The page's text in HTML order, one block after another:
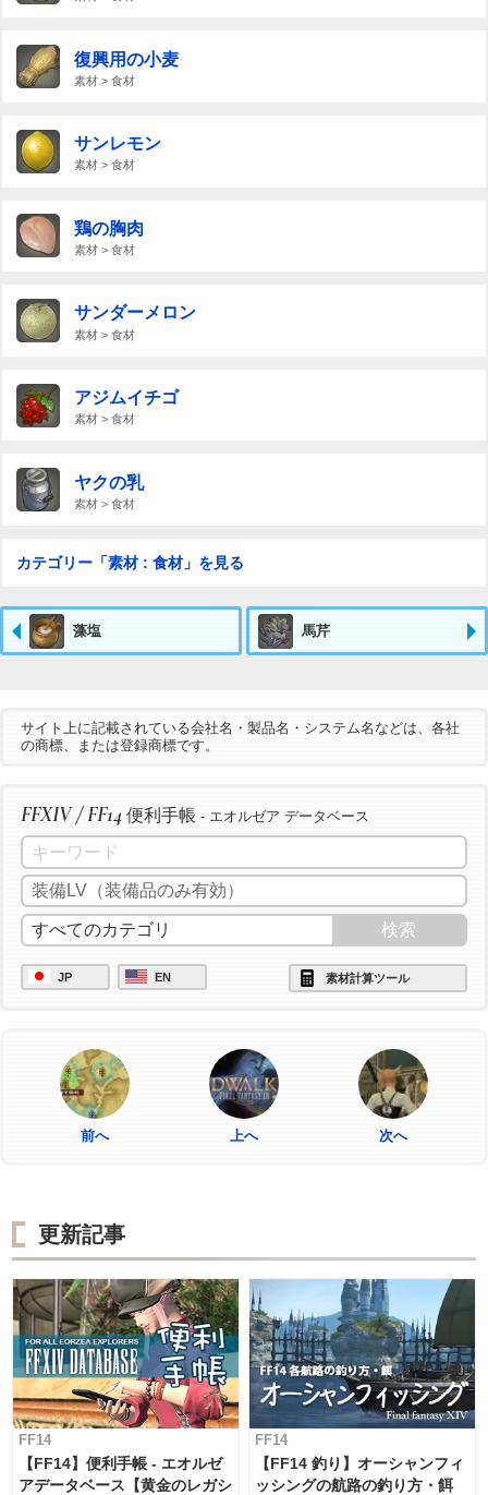
復興用の小麦
素材 > 食材
サンレモン
素材 > 食材
鶏の胸肉
素材 > 食材
サンダーメロン
素材 > 食材
アジムイチゴ
素材 > 食材
ヤクの乳
素材 > 食材
カテゴリー「素材 : 食材」を見る
藻塩 馬芹
サイト上に記載されている会社名・製品名・システム名などは、各社
の商標、または登録商標です。
FFXIV / FF14 便利手帳 - エオルゼア データベース
JP EN 素材計算ツール
前へ 上へ 次へ
更新記事
FF14
【FF14】便利手帳 - エオルゼ
アデータベース【黄金のレガシ
FF14
【FF14 釣り】オーシャンフィ
ッシングの航路の釣り方・餌